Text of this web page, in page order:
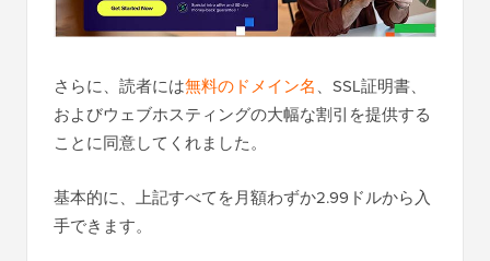
さらに、読者には無料のドメイン名、SSL証明書、
およびウェブホスティングの大幅な割引を提供する
ことに同意してくれました。
基本的に、上記すべてを月額わずか2.99ドルから入
手できます。